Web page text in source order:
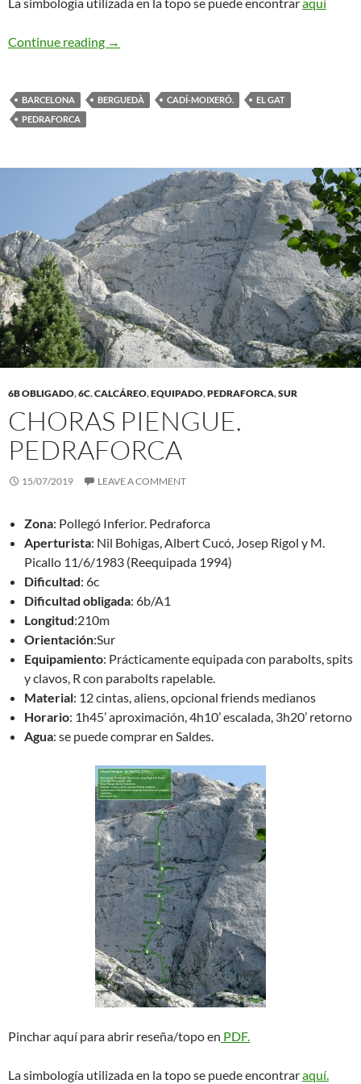
Continue reading Homedes. Pedraforca
→
BARCELONA BERGUEDÀ CADÍ-MOIXERÓ.
EL GAT
PEDRAFORCA
6B OBLIGADO,6C,CALCÁREO,EQUIPADO,PEDRAFORCA,SUR
CHORAS PIENGUE.
PEDRAFORCA
15/07/2019 LEAVE A COMMENT
Zona: Pollegó Inferior. Pedraforca
Aperturista: Nil Bohigas, Albert Cucó, Josep Rigol y M.
Picallo 11/6/1983 (Reequipada 1994)
Dificultad: 6c
Dificultad obligada: 6b/A1
Longitud:210m
Orientación:Sur
Equipamiento: Prácticamente equipada con parabolts, spits
y clavos, R con parabolts rapelable.
Material: 12 cintas, aliens, opcional friends medianos
Horario: 1h45’ aproximación, 4h10’ escalada, 3h20’ retorno
Agua: se puede comprar en Saldes.
Pinchar aquí para abrir reseña/topo en PDF.
La simbología utilizada en la topo se puede encontraraquí.